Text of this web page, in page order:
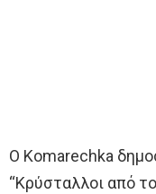
Ο Komarechka
“Κρύσταλλοι από